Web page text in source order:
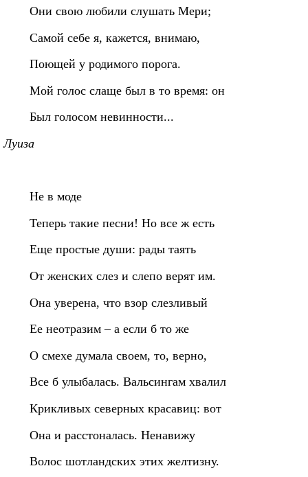
Они свою любили слушать Мери;
Самой себе я, кажется, внимаю,
Поющей у родимого порога.
Мой голос слаще был в то время: он
Был голосом невинности...
Луиза
Не в моде
Теперь такие песни! Но все ж есть
Еще простые души: рады таять
От женских слез и слепо верят им.
Она уверена, что взор слезливый
Ее неотразим – а если б то же
О смехе думала своем, то, верно,
Все б улыбалась. Вальсингам хвалил
Крикливых северных красавиц: вот
Она и расстоналась. Ненавижу
Волос шотландских этих желтизну.